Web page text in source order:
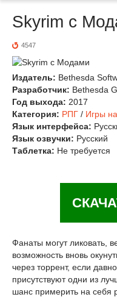
Skyrim с
4547
Издатель: Bethesda
Разработчик: Bethesda
Год выхода: 2017
Категория: РПГ / Игры
Язык интерфейса:
Язык озвучки: Русский
Таблетка: Не требуется
Фанаты могут ликовать,
возможность вновь
через торрент, если
присутствуют одни из
шанс примерить на себя